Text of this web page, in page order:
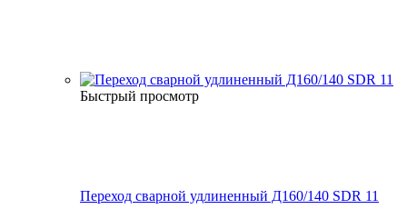
Быстрый просмотр
Переход сварной удлиненный Д160/140 SDR 11